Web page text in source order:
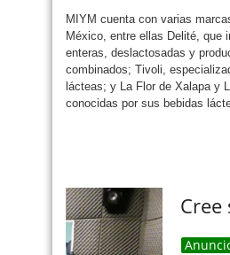
MIYM cuenta con varias
México, entre ellas Delité, que
enteras, deslactosadas y
combinados; Tivoli,
lácteas; y La Flor de Xalapa y
conocidas por sus bebidas